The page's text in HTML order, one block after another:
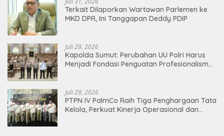
Terkait Dilaporkan Wartawan Parlemen ke
MKD DPR, Ini Tanggapan Deddy PDIP
Juli 29, 2026
Kapolda Sumut: Perubahan UU Polri Harus
Menjadi Fondasi Penguatan Profesionalisme
Juli 29, 2026
PTPN IV PalmCo Raih Tiga Penghargaan Tata
Kelola, Perkuat Kinerja Operasional dan